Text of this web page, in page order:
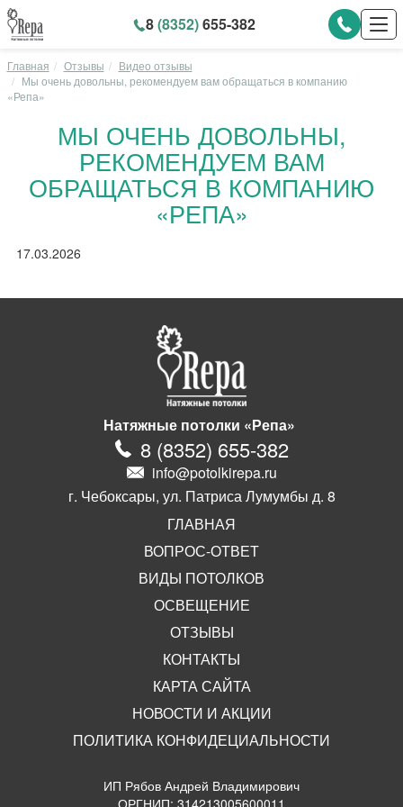
8(8352)655-382
Главная Отзывы
Видео отзывы
Мы очень довольны, рекомендуем вам обращаться в компанию
«Репа»
МЫ ОЧЕНЬ ДОВОЛЬНЫ,
РЕКОМЕНДУЕМ ВАМ
ОБРАЩАТЬСЯ В КОМПАНИЮ
«РЕПА»
17.03.2026
Натяжные потолки «Репа»
8 (8352) 655-382
info@potolkirepa.ru
г. Чебоксары, ул. Патриса Лумумбы д. 8
ГЛАВНАЯ
ВОПРОС-ОТВЕТ
ВИДЫ ПОТОЛКОВ
ОСВЕЩЕНИЕ
ОТЗЫВЫ
КОНТАКТЫ
КАРТА САЙТА
НОВОСТИ И АКЦИИ
ПОЛИТИКА КОНФИДЕЦИАЛЬНОСТИ
ИП Рябов Андрей Владимирович